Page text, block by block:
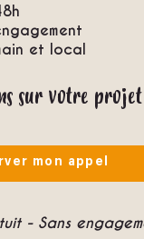
et local
sur votre projet
mon appel
- Sans